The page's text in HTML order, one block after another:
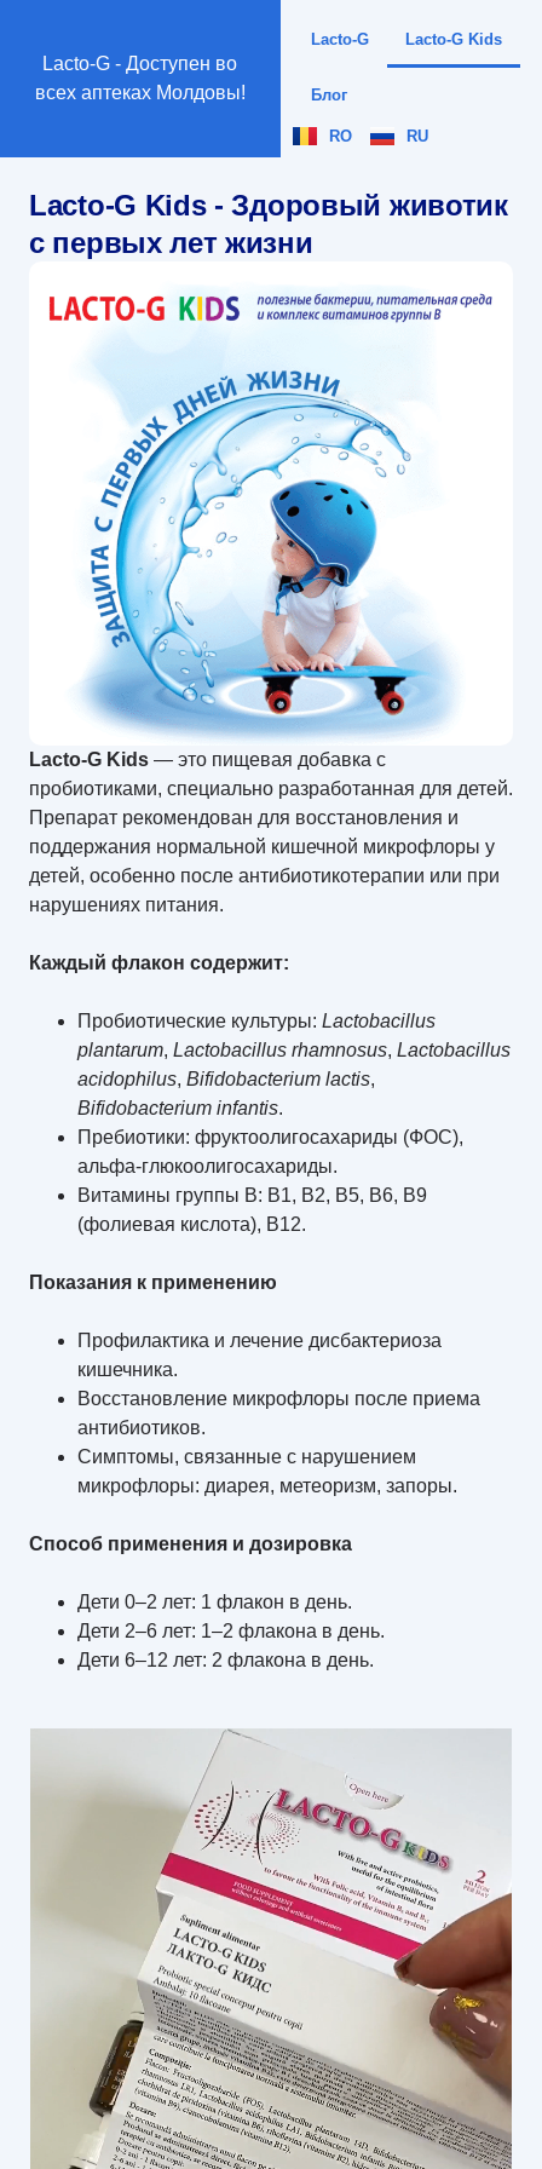
Lacto-G - Доступен во
всех аптеках Молдовы!
Lacto-G Lacto-G Kids
Блог
RO RU
Lacto-G Kids - Здоровый животик
с первых лет жизни
Lacto-G Kids — это пищевая добавка с
пробиотиками, специально разработанная для детей.​
Препарат рекомендован для восстановления и
поддержания нормальной кишечной микрофлоры у
детей, особенно после антибиотикотерапии или при
нарушениях питания. ​
Каждый флакон содержит:​
Пробиотические культуры: Lactobacillus
plantarum, Lactobacillus rhamnosus, Lactobacillus
acidophilus, Bifidobacterium lactis,
Bifidobacterium infantis.
Пребиотики: фруктоолигосахариды (ФОС),
альфа-глюкоолигосахариды.
Витамины группы B: B1, B2, B5, B6, B9
(фолиевая кислота), B12.
Показания к применению
Профилактика и лечение дисбактериоза
кишечника.
Восстановление микрофлоры после приема
антибиотиков.
Симптомы, связанные с нарушением
микрофлоры: диарея, метеоризм, запоры.
Способ применения и дозировка
Дети 0–2 лет: 1 флакон в день.
Дети 2–6 лет: 1–2 флакона в день.
Дети 6–12 лет: 2 флакона в день.​